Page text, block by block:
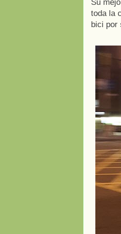
Su
toda la
bici por